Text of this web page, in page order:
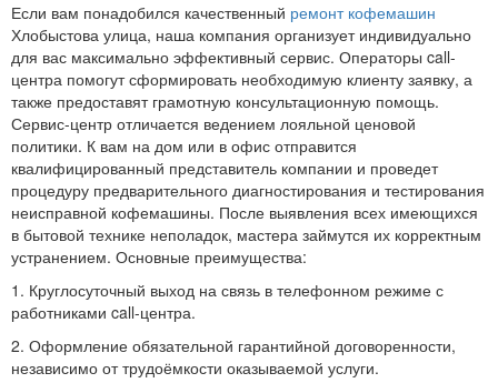
Если вам понадобился качественный ремонт кофемашин
Хлобыстова улица, наша компания организует индивидуально
для вас максимально эффективный сервис. Операторы call-
центра помогут сформировать необходимую клиенту заявку, а
также предоставят грамотную консультационную помощь.
Сервис-центр отличается ведением лояльной ценовой
политики. К вам на дом или в офис отправится
квалифицированный представитель компании и проведет
процедуру предварительного диагностирования и тестирования
неисправной кофемашины. После выявления всех имеющихся
в бытовой технике неполадок, мастера займутся их корректным
устранением. Основные преимущества:
1. Круглосуточный выход на связь в телефонном режиме с
работниками call-центра.
2. Оформление обязательной гарантийной договоренности,
независимо от трудоёмкости оказываемой услуги.